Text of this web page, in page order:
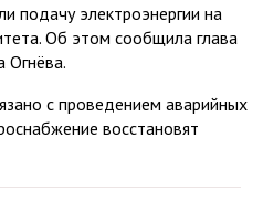
подачу электроэнергии на
Об этом сообщила глава
Огнёва.
с проведением аварийных
восстановят